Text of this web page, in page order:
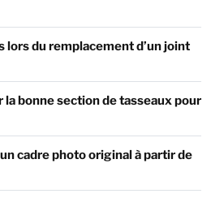
du remplacement d’un joint
bonne section de tasseaux pour
cadre photo original à partir de